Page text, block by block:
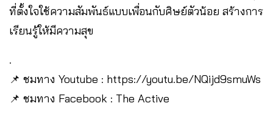
ที่ตั้งใจใช้ความสัมพันธ์แบบเพื่อนกับศิษย์ตัวน้อย สร้างการ
เรียนรู้ให้มีความสุข
.
📌 ชมทาง Youtube : https://youtu.be/NQijd9smuWs
📌 ชมทาง Facebook : The Active